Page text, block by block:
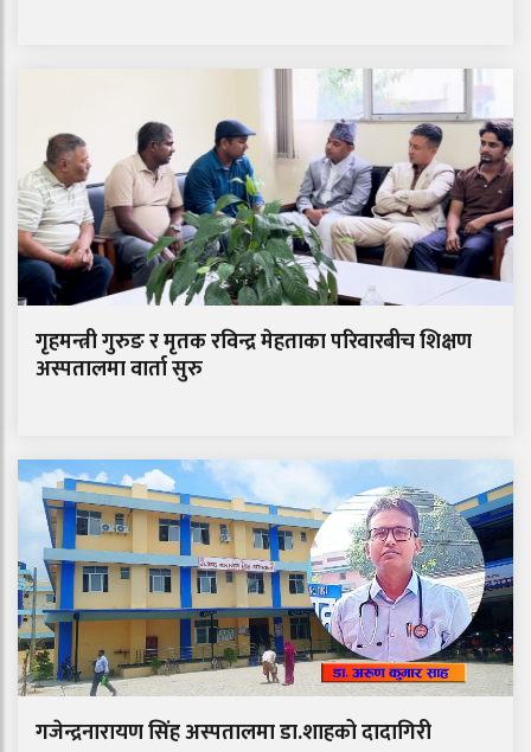
गृहमन्त्री गुरुङ र मृतक रविन्द्र मेहताका परिवारबीच शिक्षण
अस्पतालमा वार्ता सुरु
गजेन्द्रनारायण सिंह अस्पतालमा डा.शाहको दादागिरी